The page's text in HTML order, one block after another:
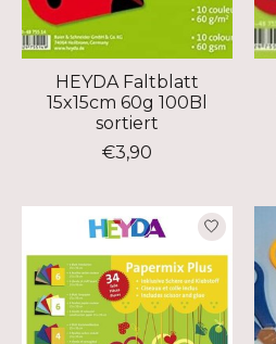
HEYDA Faltblatt
15x15cm 60g 100Bl
sortiert
€3,90